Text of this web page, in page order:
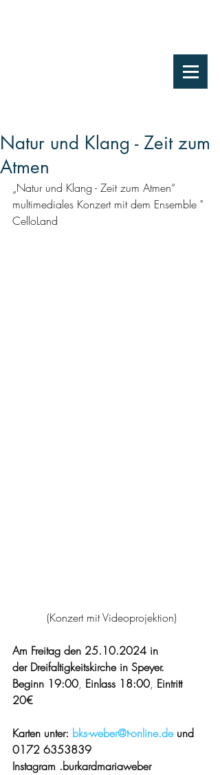
Natur und Klang - Zeit zum
Atmen
„Natur und Klang - Zeit zum Atmen“
multimediales Konzert mit dem Ensemble "
CelloLand
(Konzert mit Videoprojektion)
Am Freitag den 25.10.2024 in
der Dreifaltigkeitskirche in Speyer.
Beginn 19:00, Einlass 18:00, Eintritt
20€
Karten unter: bks-weber@t-online.de und
0172 6353839
Instagram .burkardmariaweber